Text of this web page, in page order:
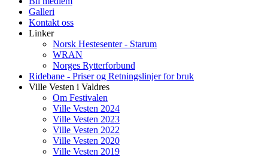
Galleri
Kontakt oss
Linker
Norsk Hestesenter - Starum
WRAN
Norges Rytterforbund
Ridebane - Priser og Retningslinjer for bruk
Ville Vesten i Valdres
Om Festivalen
Ville Vesten 2024
Ville Vesten 2023
Ville Vesten 2022
Ville Vesten 2020
Ville Vesten 2019